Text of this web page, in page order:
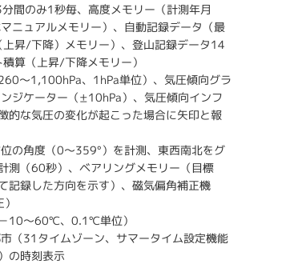
間のみ1秒毎、高度メモリー（計測年月
ニュアルメモリー）、自動記録データ（最
昇/下降）メモリー）、登山記録データ14
算（上昇/下降メモリー）
～1,100hPa、1hPa単位）、気圧傾向グラ
ジケーター（±10hPa）、気圧傾向インフ
的な気圧の変化が起こった場合に矢印と報
の角度（0～359°）を計測、東西南北をグ
測（60秒）、ベアリングメモリー（目標
記録した方向を示す）、磁気偏角補正機
10～60℃、0.1℃単位）
（31タイムゾーン、サマータイム設定機能
の時刻表示